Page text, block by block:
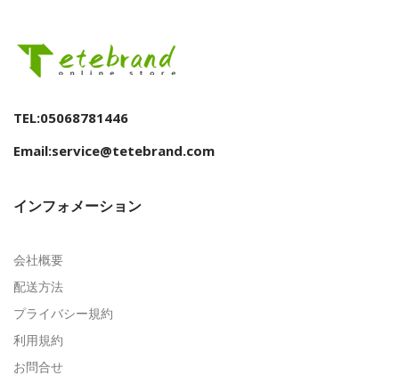
TEL:05068781446
Email:service@tetebrand.com
インフォメーション
会社概要
配送方法
プライバシー規約
利用規約
お問合せ